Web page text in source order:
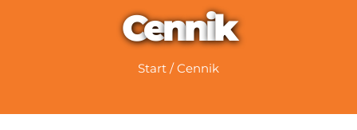
Cennik
Start /Cennik